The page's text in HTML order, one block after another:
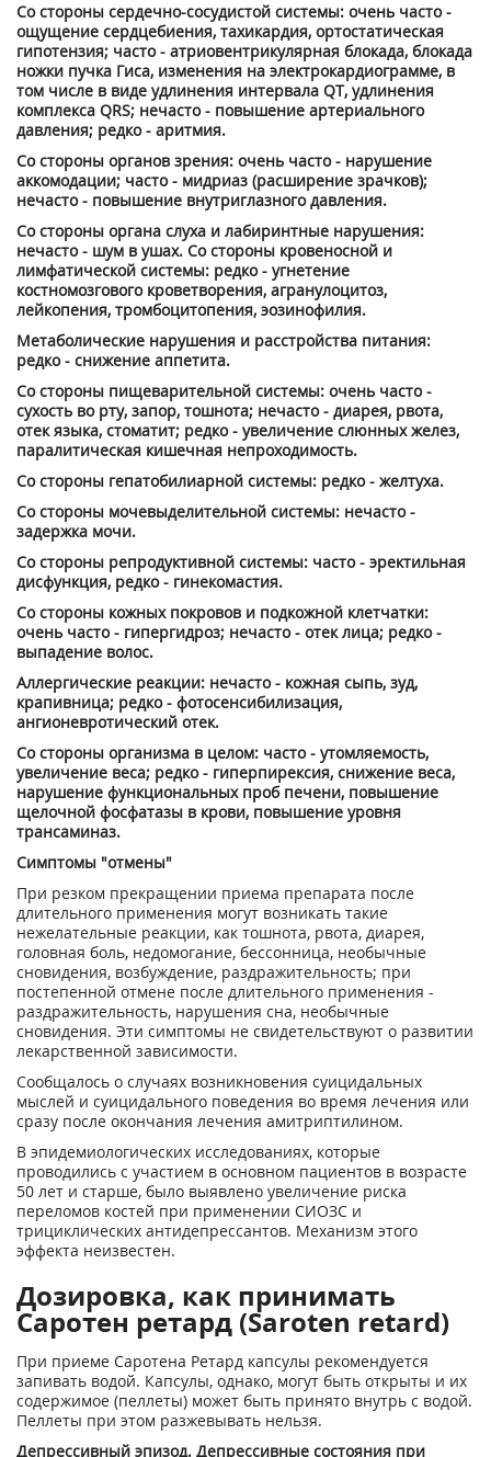
Со стороны сердечно-сосудистой системы: очень часто -
ощущение сердцебиения, тахикардия, ортостатическая
гипотензия; часто - атриовентрикулярная блокада, блокада
ножки пучка Гиса, изменения на электрокардиограмме, в
том числе в виде удлинения интервала QT, удлинения
комплекса QRS; нечасто - повышение артериального
давления; редко - аритмия.
Со стороны органов зрения: очень часто - нарушение
аккомодации; часто - мидриаз (расширение зрачков);
нечасто - повышение внутриглазного давления.
Со стороны органа слуха и лабиринтные нарушения:
нечасто - шум в ушах. Со стороны кровеносной и
лимфатической системы: редко - угнетение
костномозгового кроветворения, агранулоцитоз,
лейкопения, тромбоцитопения, эозинофилия.
Метаболические нарушения и расстройства питания:
редко - снижение аппетита.
Со стороны пищеварительной системы: очень часто -
сухость во рту, запор, тошнота; нечасто - диарея, рвота,
отек языка, стоматит; редко - увеличение слюнных желез,
паралитическая кишечная непроходимость.
Со стороны гепатобилиарной системы: редко - желтуха.
Со стороны мочевыделительной системы: нечасто -
задержка мочи.
Со стороны репродуктивной системы: часто - эректильная
дисфункция, редко - гинекомастия.
Со стороны кожных покровов и подкожной клетчатки:
очень часто - гипергидроз; нечасто - отек лица; редко -
выпадение волос.
Аллергические реакции: нечасто - кожная сыпь, зуд,
крапивница; редко - фотосенсибилизация,
ангионевротический отек.
Со стороны организма в целом: часто - утомляемость,
увеличение веса; редко - гиперпирексия, снижение веса,
нарушение функциональных проб печени, повышение
щелочной фосфатазы в крови, повышение уровня
трансаминаз.
Симптомы "отмены"
При резком прекращении приема препарата после
длительного применения могут возникать такие
нежелательные реакции, как тошнота, рвота, диарея,
головная боль, недомогание, бессонница, необычные
сновидения, возбуждение, раздражительность; при
постепенной отмене после длительного применения -
раздражительность, нарушения сна, необычные
сновидения. Эти симптомы не свидетельствуют о развитии
лекарственной зависимости.
Сообщалось о случаях возникновения суицидальных
мыслей и суицидального поведения во время лечения или
сразу после окончания лечения амитриптилином.
В эпидемиологических исследованиях, которые
проводились с участием в основном пациентов в возрасте
50 лет и старше, было выявлено увеличение риска
переломов костей при применении СИОЗС и
трициклических антидепрессантов. Механизм этого
эффекта неизвестен.
Дозировка, как принимать
Саротен ретард (Saroten retard)
При приеме Саротена Ретард капсулы рекомендуется
запивать водой. Капсулы, однако, могут быть открыты и их
содержимое (пеллеты) может быть принято внутрь с водой.
Пеллеты при этом разжевывать нельзя.
Депрессивный эпизод. Депрессивные состояния при